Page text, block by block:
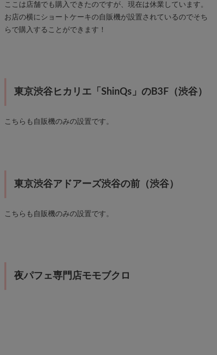
ここは店舗でも購入できたのですが、現在は休業しています。
お店の横にショートケーキの自販機が設置されているのでそち
らで購入することができます！
東京渋谷ヒカリエ「ShinQs」のB3F（渋谷）
こちらも自販機のみの設置です。
東京渋谷アドアーズ渋谷の前（渋谷）
こちらも自販機のみの設置です。
夜パフェ専門店モモブクロ